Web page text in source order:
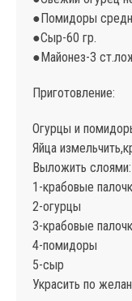
●Помидоры
●Сыр-60 гр.
●Майонез-3
Приготовление:
Огурцы и
Яйца
Выложить слоями:
1-крабовые
2-огурцы
3-крабовые
4-помидоры
5-сыр
Украсить по